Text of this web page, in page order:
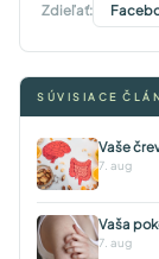
Zdieľať:
SÚVISIACE
Vaše
7. aug
Vaša
7. aug